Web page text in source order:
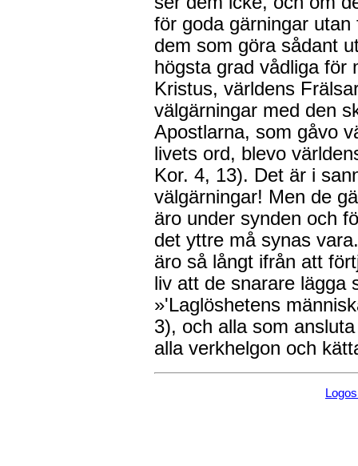
för goda gärningar
dem som göra sådant
högsta grad vådliga för
Kristus, världens
välgärningar med den
Apostlarna, som gåvo
livets ord, blevo
Kor. 4, 13). Det är i
välgärningar! Men de
äro under synden och
det yttre må synas
äro så långt ifrån att
liv att de snarare lägga
»'Laglöshetens
3), och alla som
alla verkhelgon och